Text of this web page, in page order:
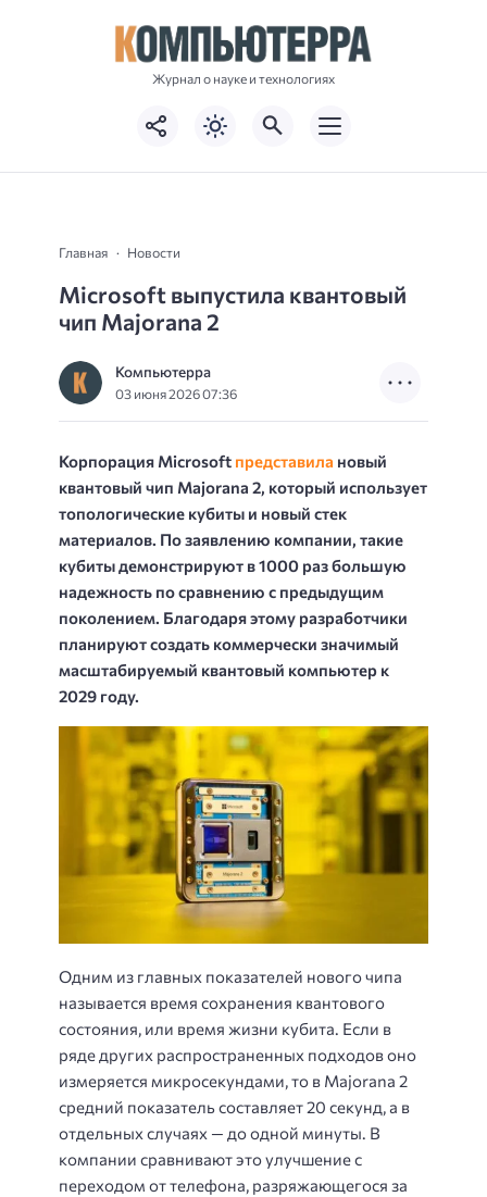
Журнал о науке и технологиях
Главная Новости
Microsoft выпустила квантовый
чип Majorana 2
Компьютерра
03 июня 2026 07:36
Корпорация Microsoft представила новый
квантовый чип Majorana 2, который использует
топологические кубиты и новый стек
материалов. По заявлению компании, такие
кубиты демонстрируют в 1000 раз большую
надежность по сравнению с предыдущим
поколением. Благодаря этому разработчики
планируют создать коммерчески значимый
масштабируемый квантовый компьютер к
2029 году.
Одним из главных показателей нового чипа
называется время сохранения квантового
состояния, или время жизни кубита. Если в
ряде других распространенных подходов оно
измеряется микросекундами, то в Majorana 2
средний показатель составляет 20 секунд, а в
отдельных случаях — до одной минуты. В
компании сравнивают это улучшение с
переходом от телефона, разряжающегося за